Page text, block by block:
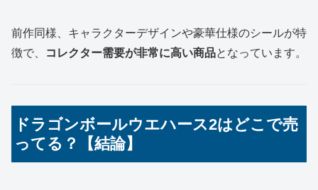
前作同様、キャラクターデザインや豪華仕様のシールが特
徴で、
コレクター需要が非常に高い商品となっています。
ドラゴンボールウエハース2はどこで売
ってる？【結論】